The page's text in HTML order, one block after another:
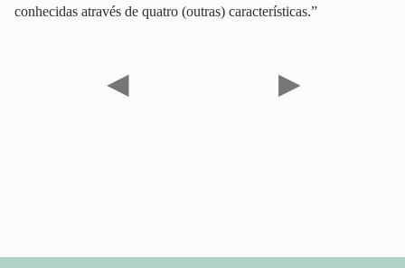
conhecidas através de quatro (outras) características.”
◀ ▶